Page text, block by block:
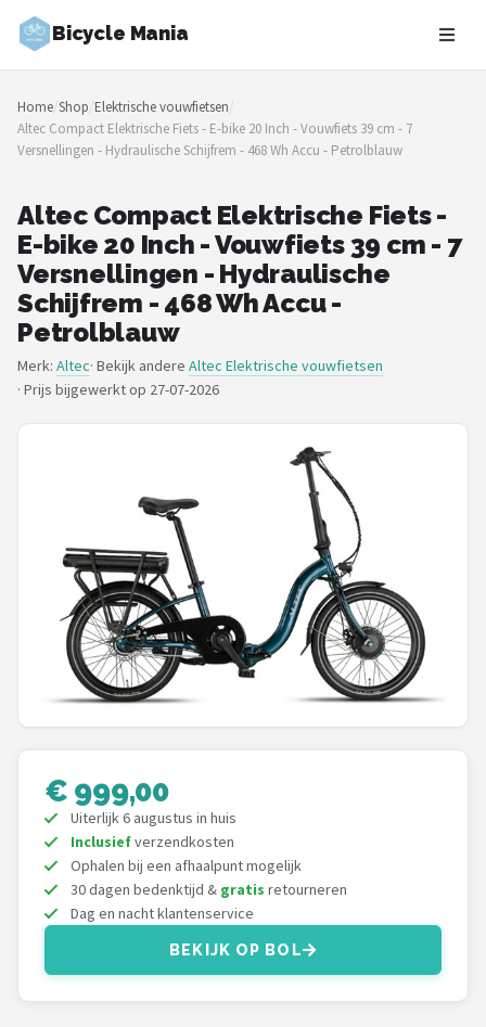
Bicycle Mania
Zoeken
NAVIGATIE
Shop
Merken
Blog
Fietsroutes
Kinderfietsen
Stadsfietsen
Mountainbikes
Shop
POPULAIRE MERKEN
Basil
AXA
New Looxs
BBB Cycling
Schwalbe
Home/Shop/Elektrische vouwfietsen/
Altec Compact Elektrische Fiets - E-bike 20 Inch - Vouwfiets 39 cm - 7
Versnellingen - Hydraulische Schijfrem - 468 Wh Accu - Petrolblauw
Altec Compact Elektrische Fiets -
E-bike 20 Inch - Vouwfiets 39 cm - 7
Versnellingen - Hydraulische
Schijfrem - 468 Wh Accu -
Petrolblauw
Merk: Altec· Bekijk andere Altec Elektrische vouwfietsen
· Prijs bijgewerkt op 27-07-2026
€ 999,00
Uiterlijk 6 augustus in huis
Inclusiefverzendkosten
Ophalen bij een afhaalpunt mogelijk
30 dagen bedenktijd & gratis retourneren
Dag en nacht klantenservice
BEKIJK OP BOL